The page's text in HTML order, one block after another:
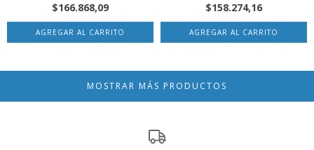
$166.868,09 $158.274,16
MOSTRAR MÁS PRODUCTOS